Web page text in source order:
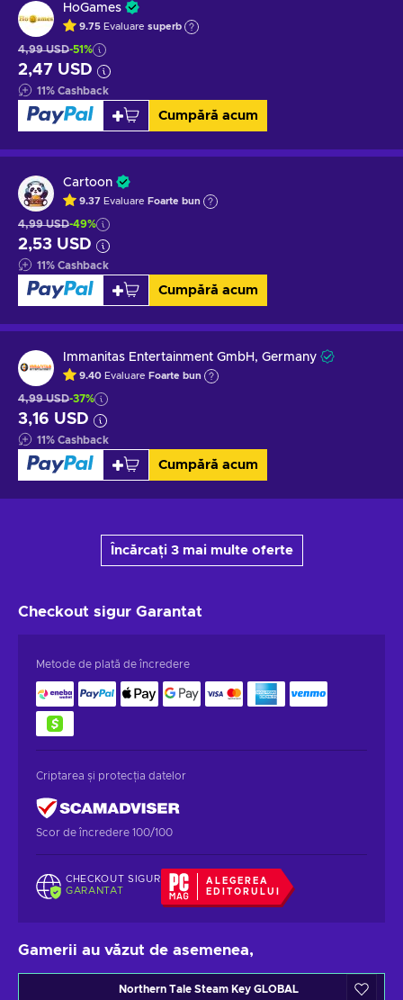
HoGames
9.75 Evaluare superb
4,99 USD-51%
2,47 USD
11% Cashback
Cumpără acum
Cartoon
9.37 Evaluare Foarte bun
4,99 USD-49%
2,53 USD
11% Cashback
Cumpără acum
Immanitas Entertainment GmbH, Germany
9.40 Evaluare Foarte bun
4,99 USD-37%
3,16 USD
11% Cashback
Cumpără acum
Încărcați 3 mai multe oferte
Checkout sigur Garantat
Metode de plată de încredere
Criptarea și protecția datelor
Scor de încredere 100/100
CHECKOUT SIGUR
GARANTAT
ALEGEREA
EDITORULUI
Gamerii au văzut de asemenea,
Northern Tale Steam Key GLOBAL